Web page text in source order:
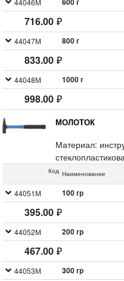
44046М
716.00
44047М 800 г
833.00
44048М 1000 г
998.00
МОЛОТОК
Материал:
Код Наименование
44051М 100 гр
395.00
44052М 200 гр
467.00
44053М 300 гр